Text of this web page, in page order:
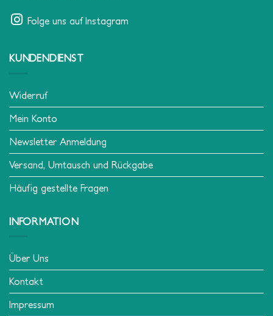
Folge uns auf Instagram
KUNDENDIENST
Widerruf
Mein Konto
Newsletter Anmeldung
Versand, Umtausch und Rückgabe
Häufig gestellte Fragen
INFORMATION
Über Uns
Kontakt
Impressum